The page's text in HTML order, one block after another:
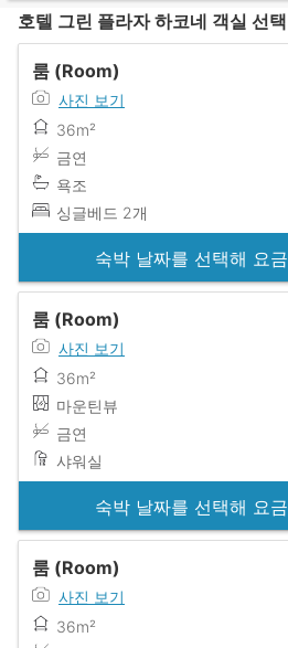
호텔 그린 플라자 하코네 객실 선택
룸 (Room)
사진 보기
36m²
금연
욕조
싱글베드 2개
숙박 날짜를 선택해 요
룸 (Room)
사진 보기
36m²
마운틴뷰
금연
샤워실
숙박 날짜를 선택해 요
룸 (Room)
사진 보기
36m²